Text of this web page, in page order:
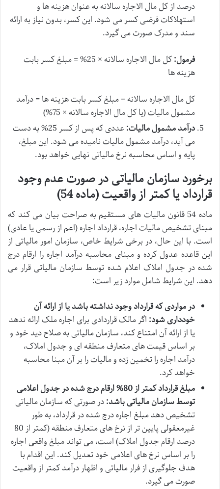
درصد از کل مال الاجاره سالانه به عنوان هزینه ها و
استهلاکات فرضی کسر می شود. این کسر، بدون نیاز به ارائه
سند و مدرک صورت می گیرد.
فرمول:
کل مال الاجاره سالانه × 25% = مبلغ کسر بابت
هزینه ها
کل مال الاجاره سالانه – مبلغ کسر بابت هزینه ها = درآمد
مشمول مالیات (یا کل مال الاجاره سالانه × 75%)
درآمد مشمول مالیات:
عددی که پس از کسر 25% به دست
می آید، درآمد مشمول مالیات نامیده می شود. این مبلغ،
پایه و اساس محاسبه نرخ مالیاتی نهایی خواهد بود.
برخورد سازمان مالیاتی در صورت عدم وجود
قرارداد یا کمتر از واقعیت (ماده 54)
ماده 54 قانون مالیات های مستقیم به صراحت بیان می کند که
مبنای تشخیص مالیات اجاره، قرارداد اجاره (اعم از رسمی یا عادی)
است. با این حال، در برخی شرایط خاص، سازمان امور مالیاتی از
این قاعده عدول کرده و مبنای محاسبه درآمد اجاره را ارقام درج
شده در جدول املاک اعلام شده توسط سازمان مالیاتی قرار می
دهد. این شرایط شامل موارد زیر است:
در مواردی که قرارداد وجود نداشته باشد یا از ارائه آن
خودداری شود: اگر مالک قراردادی برای اجاره ملک ارائه ندهد
یا از ارائه آن امتناع کند، سازمان مالیاتی به صلاح دید خود و
بر اساس قیمت های متعارف منطقه ای و جدول املاک،
درآمد اجاره را تخمین زده و مالیات را بر آن مبنا محاسبه
خواهد کرد.
مبلغ قرارداد کمتر از 80% ارقام درج شده در جدول اعلامی
توسط سازمان مالیاتی باشد:در صورتی که سازمان مالیاتی
تشخیص دهد مبلغ اجاره درج شده در قرارداد، به طور
غیرمعقولی پایین تر از نرخ های متعارف منطقه (کمتر از 80
درصد ارقام جدول املاک) است، می تواند مبلغ واقعی اجاره
را بر اساس نرخ های اعلامی خود تعدیل کند. این اقدام با
هدف جلوگیری از فرار مالیاتی و اظهار درآمد کمتر از واقعیت
صورت می گیرد.